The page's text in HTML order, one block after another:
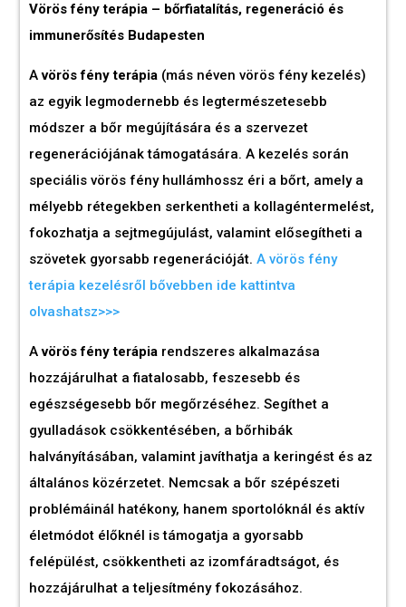
Vörös fény terápia – bőrfiatalítás, regeneráció és
immunerősítés Budapesten
Avörös fény terápia (más néven vörös fény kezelés)
az egyik legmodernebb és legtermészetesebb
módszer a bőr megújítására és a szervezet
regenerációjának támogatására. A kezelés során
speciális vörös fény hullámhossz éri a bőrt, amely a
mélyebb rétegekben serkentheti a kollagéntermelést,
fokozhatja a sejtmegújulást, valamint elősegítheti a
szövetek gyorsabb regenerációját.A vörös fény
terápia kezelésről bővebben ide kattintva
olvashatsz>>>
Avörös fény terápia rendszeres alkalmazása
hozzájárulhat a fiatalosabb, feszesebb és
egészségesebb bőr megőrzéséhez. Segíthet a
gyulladások csökkentésében, a bőrhibák
halványításában, valamint javíthatja a keringést és az
általános közérzetet. Nemcsak a bőr szépészeti
problémáinál hatékony, hanem sportolóknál és aktív
életmódot élőknél is támogatja a gyorsabb
felépülést, csökkentheti az izomfáradtságot, és
hozzájárulhat a teljesítmény fokozásához.